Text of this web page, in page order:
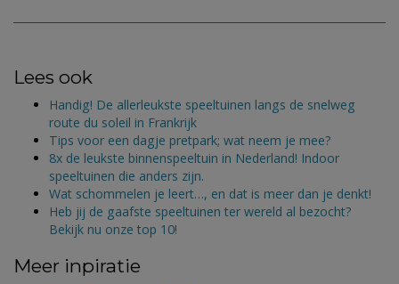
Lees ook
Handig! De allerleukste speeltuinen langs de snelweg
route du soleil in Frankrijk
Tips voor een dagje pretpark; wat neem je mee?
8x de leukste binnenspeeltuin in Nederland! Indoor
speeltuinen die anders zijn.
Wat schommelen je leert…, en dat is meer dan je denkt!
Heb jij de gaafste speeltuinen ter wereld al bezocht?
Bekijk nu onze top 10!
Meer inpiratie